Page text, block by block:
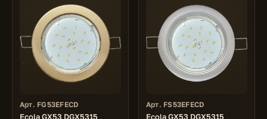
Арт. FG53EFECD
Ecola GX53 DGX5315
Арт. FS53EFECD
Ecola GX53 DGX5315